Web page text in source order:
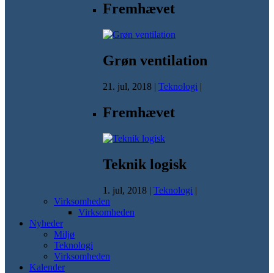
Fremhævet
Grøn ventilation
21. jul, 2018 | Teknologi |
Fremhævet
Teknik logisk
1. jul, 2018 | Teknologi |
Virksomheden
Virksomheden
Nyheder
Miljø
Teknologi
Virksomheden
Kalender